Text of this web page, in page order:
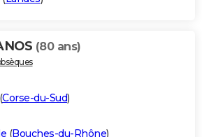
(80 ans)
(Corse-du-Sud)
(Bouches-du-Rhône)